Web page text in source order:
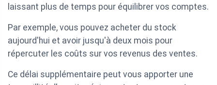
laissant plus de temps pour équilibrer vos comptes.
Par exemple, vous pouvez acheter du stock
aujourd'hui et avoir jusqu'à deux mois pour
répercuter les coûts sur vos revenus des ventes.
Ce délai supplémentaire peut vous apporter une